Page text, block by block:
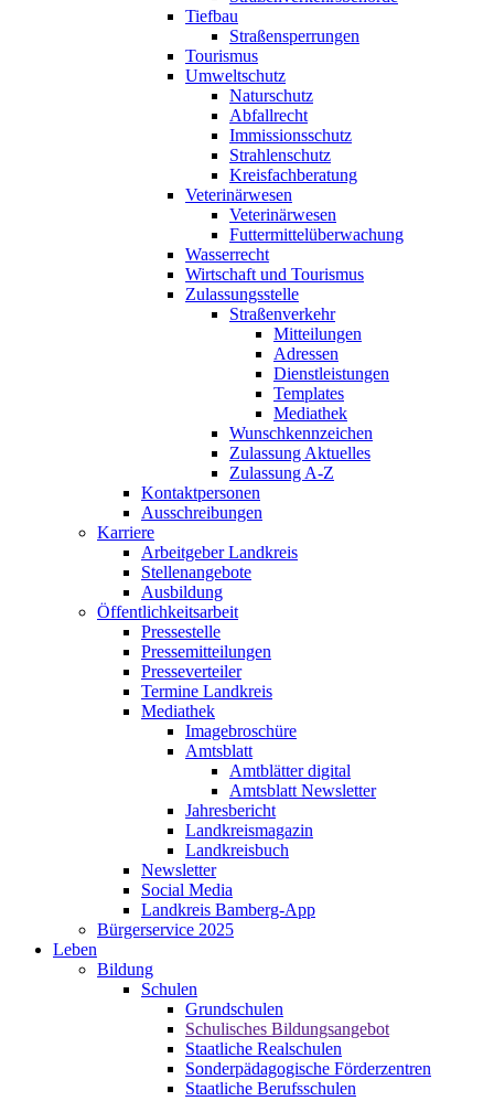
Tiefbau
Straßensperrungen
Tourismus
Umweltschutz
Naturschutz
Abfallrecht
Immissionsschutz
Strahlenschutz
Kreisfachberatung
Veterinärwesen
Veterinärwesen
Futtermittelüberwachung
Wasserrecht
Wirtschaft und Tourismus
Zulassungsstelle
Straßenverkehr
Mitteilungen
Adressen
Dienstleistungen
Templates
Mediathek
Wunschkennzeichen
Zulassung Aktuelles
Zulassung A-Z
Kontaktpersonen
Ausschreibungen
Karriere
Arbeitgeber Landkreis
Stellenangebote
Ausbildung
Öffentlichkeitsarbeit
Pressestelle
Pressemitteilungen
Presseverteiler
Termine Landkreis
Mediathek
Imagebroschüre
Amtsblatt
Amtblätter digital
Amtsblatt Newsletter
Jahresbericht
Landkreismagazin
Landkreisbuch
Newsletter
Social Media
Landkreis Bamberg-App
Bürgerservice 2025
Leben
Bildung
Schulen
Grundschulen
Schulisches Bildungsangebot
Staatliche Realschulen
Sonderpädagogische Förderzentren
Staatliche Berufsschulen